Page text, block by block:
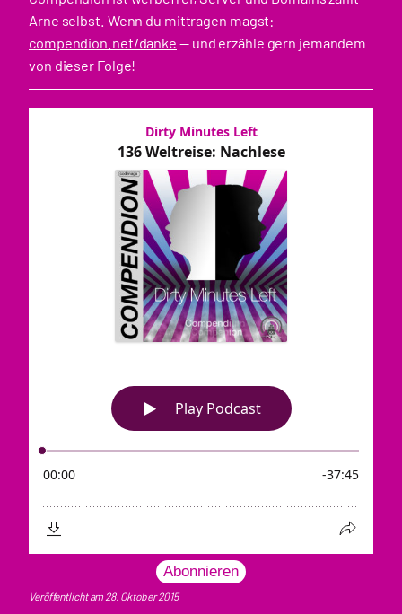
Arne selbst. Wenn du mittragen magst:
compendion.net/danke — und erzähle gern jemandem
von dieser Folge!
Abonnieren
Veröffentlicht am 28. Oktober 2015